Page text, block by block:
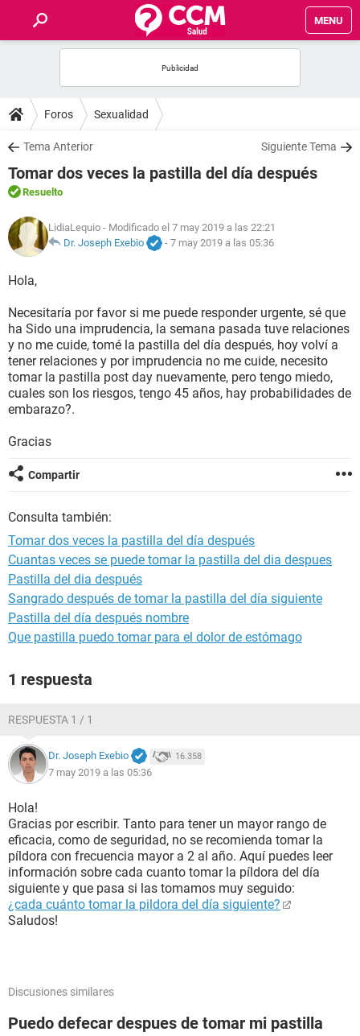
MENU
FOROS
SALUD
FAMILIA
NUTRICIÓN
SEXUALIDAD
GLOSARIO
Foros Sexualidad
Tema Anterior Siguiente Tema
Tomar dos veces la pastilla del día después
Resuelto
LidiaLequio - Modificado el 7 may 2019 a las 22:21
Dr. Joseph Exebio
- 7 may 2019 a las 05:36
Hola,
Necesitaría por favor si me puede responder urgente, sé que
ha Sido una imprudencia, la semana pasada tuve relaciones
y no me cuide, tomé la pastilla del día después, hoy volví a
tener relaciones y por imprudencia no me cuide, necesito
tomar la pastilla post day nuevamente, pero tengo miedo,
cuales son los riesgos, tengo 45 años, hay probabilidades de
embarazo?.
Gracias
Compartir
Consulta también:
Tomar dos veces la pastilla del día después
Cuantas veces se puede tomar la pastilla del dia despues
Pastilla del dia después
Sangrado después de tomar la pastilla del día siguiente
Pastilla del día después nombre
Que pastilla puedo tomar para el dolor de estómago
1 respuesta
RESPUESTA 1 / 1
Dr. Joseph Exebio 16.358
7 may 2019 a las 05:36
Hola!
Gracias por escribir. Tanto para tener un mayor rango de
eficacia, como de seguridad, no se recomienda tomar la
píldora con frecuencia mayor a 2 al año. Aquí puedes leer
información sobre cada cuanto tomar la píldora del día
siguiente y que pasa si las tomamos muy seguido:
¿cada cuánto tomar la pildora del día siguiente?
Saludos!
Discusiones similares
Puedo defecar despues de tomar mi pastilla